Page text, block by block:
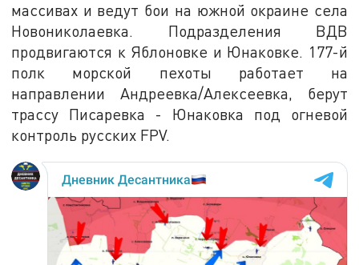
массивах и ведут бои на южной окраине села
Новониколаевка. Подразделения ВДВ
продвигаются к Яблоновке и Юнаковке. 177-й
полк морской пехоты работает на
направлении Андреевка/Алексеевка, берут
трассу Писаревка - Юнаковка под огневой
контроль русских FPV.